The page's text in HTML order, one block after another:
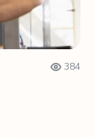
384